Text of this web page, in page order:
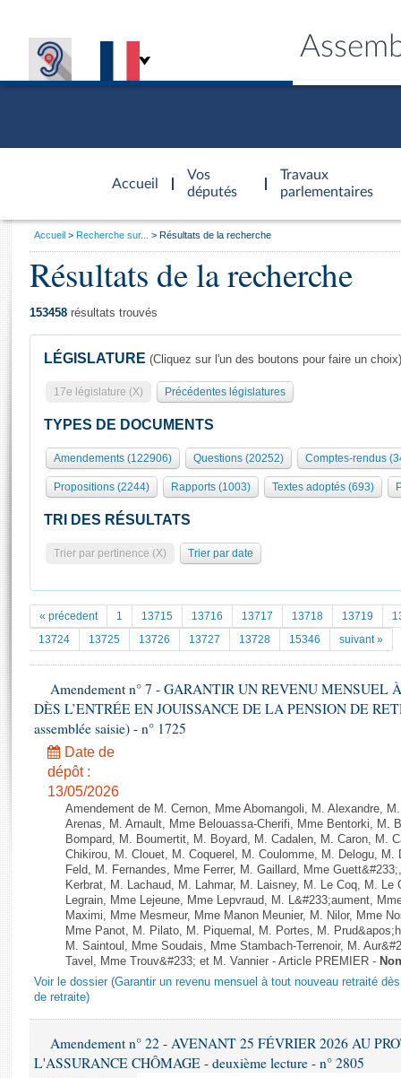
Accueil
d'accueil
Vos
députés
Travaux
parlementaires
Présidence
577 députés
Groupes politiques
Séance publique
Commissions et autres organes
Europe et International
Pétitions
Documents parlementaires
Projets de loi
Propositions de loi
Amendements
Textes adoptés
Rapports d'information
Rapports d'enquête
Rapports législatifs
Rapports sur l'application des lois
Baromètre de l’application des lois
Dossiers législatifs
Budget et sécurité sociale
Questions écrites et orales
Comptes rendus des débats
Général
Rôle et pouvoirs de l'Assemblée
Organisation de l'Assemblée
Présidence Conférence des Présidents Bureau Collège des
Statistiques et chiffres clés
Documents de référence
( Constitution | Règlement de l'Assemblée ... )
Histoire
Juniors
Anciennes législatures
Liens vers les sites publics
Visiter l'Assemblée
Visite virtuelle du palais Bourbon
Assister à une séance
La Bibliothèque
Les archives
Photos libres de droit
Vous
Accueil Recherche sur... Résultats de la recherche
Résultats de la recherche
153458 résultats trouvés
LÉGISLATURE (Cliquez sur l'un des boutons pour faire un choix)
17e législature (X) Précédentes législatures
TYPES DE DOCUMENTS
Amendements (122906) Questions (20252) Comptes-rendus
Propositions (2244) Rapports (1003) Textes adoptés (693)
TRI DES RÉSULTATS
Trier par pertinence (X) Trier par date
« précedent 1 13715 13716 13717 13718 13719
13724
13725 13726 13727 13728 15346 suivant »
Amendement n° 7 - GARANTIR UN REVENU MENSUEL
DÈS L’ENTRÉE EN JOUISSANCE DE LA PENSION DE
assemblée saisie) - n° 1725
Date de
dépôt :
13/05/2026
Amendement de M. Cernon, Mme Abomangoli, M. Alexandre,
Arenas, M. Arnault, Mme Belouassa-Cherifi, Mme Bentorki, M.
Bompard, M. Boumertit, M. Boyard, M. Cadalen, M. Caron, M.
Chikirou, M. Clouet, M. Coquerel, M. Coulomme, M. Delogu, M.
Feld, M. Fernandes, Mme Ferrer, M. Gaillard, Mme
Kerbrat, M. Lachaud, M. Lahmar, M. Laisney, M. Le Coq, M. Le
Legrain, Mme Lejeune, Mme Lepvraud, M. L&#233;aument,
Maximi, Mme Mesmeur, Mme Manon Meunier, M. Nilor, Mme
Mme Panot, M. Pilato, M. Piquemal, M. Portes, M.
M. Saintoul, Mme Soudais, Mme Stambach-Terrenoir, M.
Tavel, Mme Trouv&#233; et M. Vannier - Article PREMIER -
Voir le dossier (Garantir un revenu mensuel à tout nouveau retraité
de retraite)
Amendement n° 22 - AVENANT 25 FÉVRIER 2026 AU
L'ASSURANCE CHÔMAGE - deuxième lecture - n° 2805